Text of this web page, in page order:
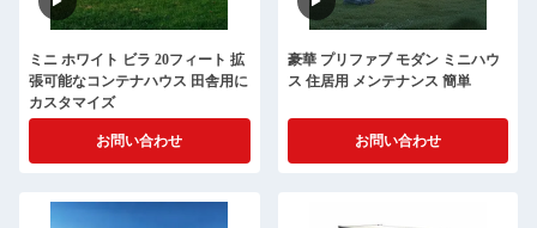
ミニ ホワイト ビラ 20フィート 拡
張可能なコンテナハウス 田舎用に
カスタマイズ
お問い合わせ
豪華 プリファブ モダン ミニハウ
ス 住居用 メンテナンス 簡単
お問い合わせ